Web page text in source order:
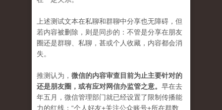
上述测试文本在私聊和群聊中分享也无障碍，但
若内容被删除，则是同步的：不管是分享在朋友
圈还是群聊、私聊，甚或个人收藏，内容都会消
失。
推测认为， 微信的内容审查目前为止主要针对的
还是朋友圈，或有应对网信办监管之意。 早在去
年五月，微信管理部门就已经设置了限制传播能
力的红线：“个人好友+关注公众账号+所在群数